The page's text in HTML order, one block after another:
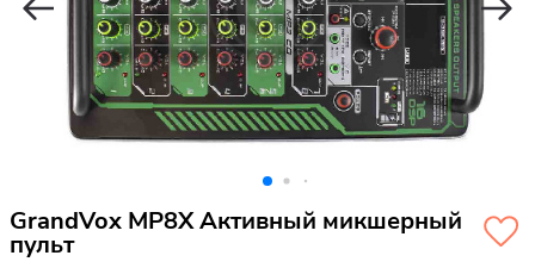
GrandVox MP8X Активный микшерный
пульт